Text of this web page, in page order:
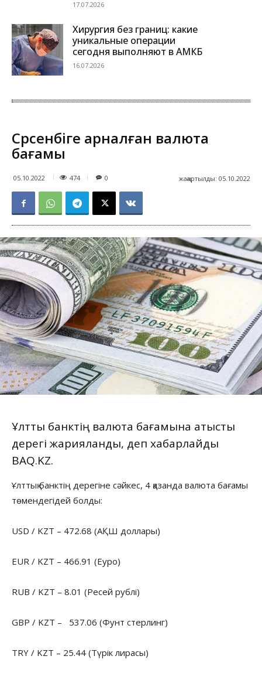
17.07.2026
Хирургия без границ: какие
уникальные операции
сегодня выполняют в АМКБ
16.07.2026